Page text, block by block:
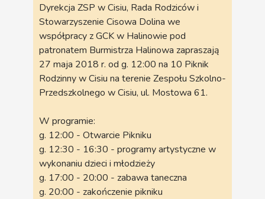
Dyrekcja ZSP w Cisiu, Rada Rodziców i
Stowarzyszenie Cisowa Dolina we
współpracy z GCK w Halinowie pod
patronatem Burmistrza Halinowa zapraszają
27 maja 2018 r. od g. 12:00 na 10 Piknik
Rodzinny w Cisiu na terenie Zespołu Szkolno-
Przedszkolnego w Cisiu, ul. Mostowa 61.
W programie:
g. 12:00 - Otwarcie Pikniku
g. 12:30 - 16:30 - programy artystyczne w
wykonaniu dzieci i młodzieży
g. 17:00 - 20:00 - zabawa taneczna
g. 20:00 - zakończenie pikniku